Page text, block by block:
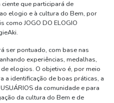
que participará de
elogio e à cultura do Bem, por
como JOGO DO ELOGIO
ser pontuado, com base nas
experiências, medalhas,
elogios. O objetivo é, por meio
a identificação de boas práticas, a
da comunidade e para
da cultura do Bem e de